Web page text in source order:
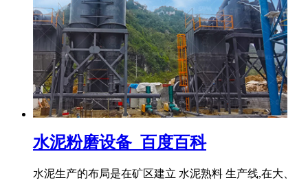
水泥粉磨设备_百度百科
水泥生产的布局是在矿区建立 水泥熟料 生产线,在大、